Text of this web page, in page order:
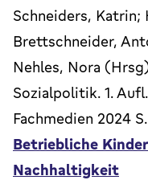
Schneiders, Katrin;
Brettschneider,
Nehles, Nora
Sozialpolitik. 1.
Fachmedien 2024
Betriebliche
Nachhaltigkeit